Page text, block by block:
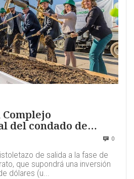
Complejo
del condado de
0
de salida a la fase de
que supondrá una inversión
dólares (u...